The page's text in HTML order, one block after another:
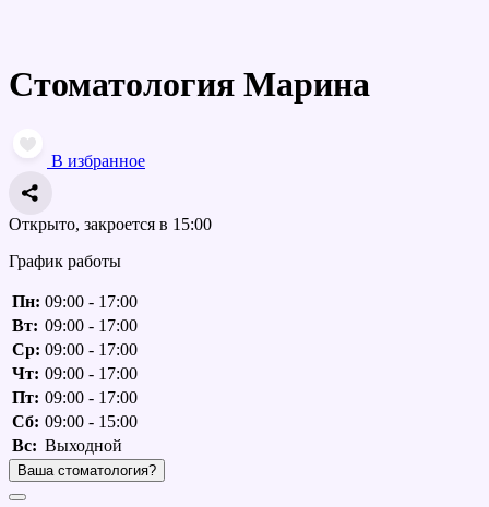
Стоматология Марина
В избранное
Открыто, закроется в 15:00
График работы
Пн: 09:00 - 17:00
Вт: 09:00 - 17:00
Ср: 09:00 - 17:00
Чт: 09:00 - 17:00
Пт: 09:00 - 17:00
Сб: 09:00 - 15:00
Вс: Выходной
Ваша стоматология?